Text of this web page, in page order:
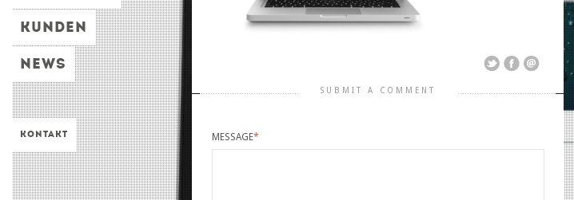
KUNDEN
NEWS
KONTAKT
SUBMIT A COMMENT
MESSAGE*